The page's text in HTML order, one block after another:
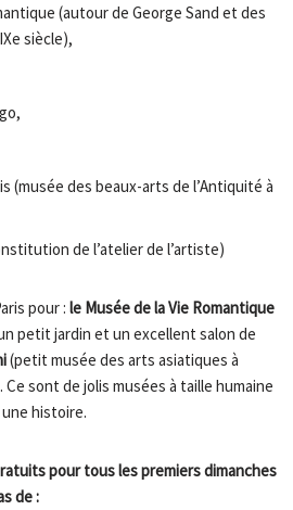
(autour de George Sand et des
siècle),
(musée des beaux-arts de l’Antiquité à
de l’atelier de l’artiste)
pour : le Musée de la Vie Romantique
petit jardin et un excellent salon de
(petit musée des arts asiatiques à
Ce sont de jolis musées à taille humaine
histoire.
pour tous les premiers dimanches
de :